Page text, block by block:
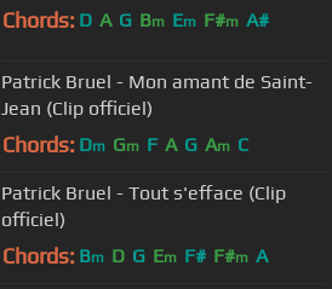
Chords: D A G Bm Em F#m A#
Patrick Bruel - Mon amant de Saint-
Jean (Clip officiel)
Chords: Dm Gm F A G Am C
Patrick Bruel - Tout s'efface (Clip
officiel)
Chords: Bm D G Em F# F#m A